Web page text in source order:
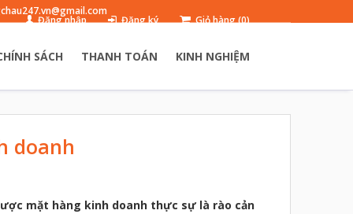
Đăng nhập Đăng ký Giỏ hàng (0)
SÁCH THANH TOÁN KINH NGHIỆM
doanh
mặt hàng kinh doanh thực sự là rào cản